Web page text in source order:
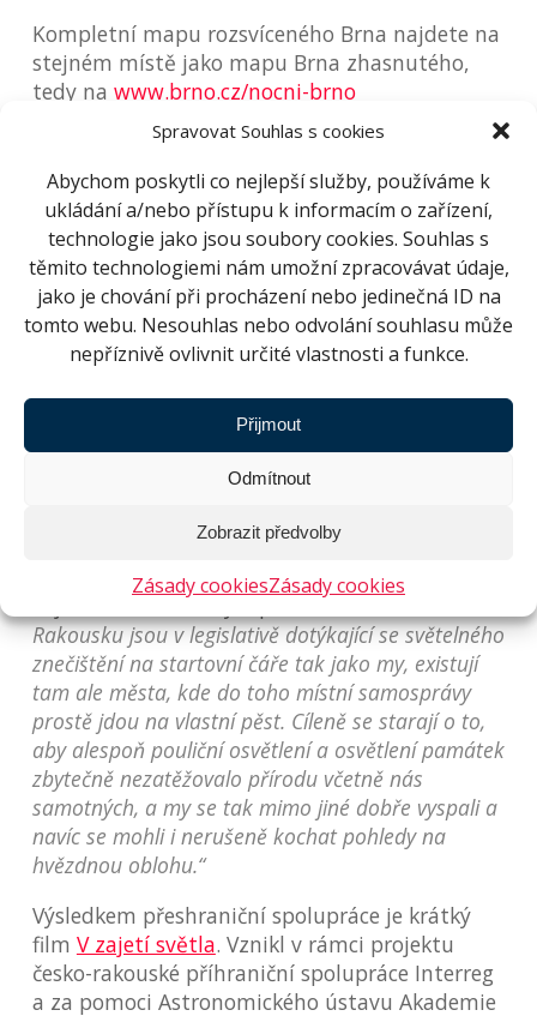
Spravovat Souhlas s cookies
Abychom poskytli co nejlepší služby, používáme k
ukládání a/nebo přístupu k informacím o zařízení,
technologie jako jsou soubory cookies. Souhlas s
těmito technologiemi nám umožní zpracovávat údaje,
jako je chování při procházení nebo jedinečná ID na
tomto webu. Nesouhlas nebo odvolání souhlasu může
nepříznivě ovlivnit určité vlastnosti a funkce.
Přijmout
Odmítnout
Zobrazit předvolby
Zásady cookiesZásady cookies
Kompletní mapu rozsvíceného Brna najdete na
stejném místě jako mapu Brna zhasnutého,
tedy na www.brno.cz/nocni-brno
Pracovníci Hvězdárny a planetária Brno se také
spojili s Keplerovou hvězdárnou v Linci, aby
společně natočili krátký snímek o tom, proč
nám přemíra světla škodí. „Protože jsme chtěli
zachytit co nejtemnější oblohu, vydali jsme se
několikrát do rakouských hor,”dodává Lucie
Fojtová z Hvězdárny a planetária Brno.
Rakousku jsou v legislativě dotýkající se světelného
znečištění na startovní čáře tak jako my, existují
tam ale města, kde do toho místní samosprávy
prostě jdou na vlastní pěst. Cíleně se starají o to,
aby alespoň pouliční osvětlení a osvětlení památek
zbytečně nezatěžovalo přírodu včetně nás
samotných, a my se tak mimo jiné dobře vyspali a
navíc se mohli i nerušeně kochat pohledy na
hvězdnou oblohu.“
Výsledkem přeshraniční spolupráce je krátký
film V zajetí světla. Vznikl v rámci projektu
česko-rakouské příhraniční spolupráce Interreg
a za pomoci Astronomického ústavu Akademie